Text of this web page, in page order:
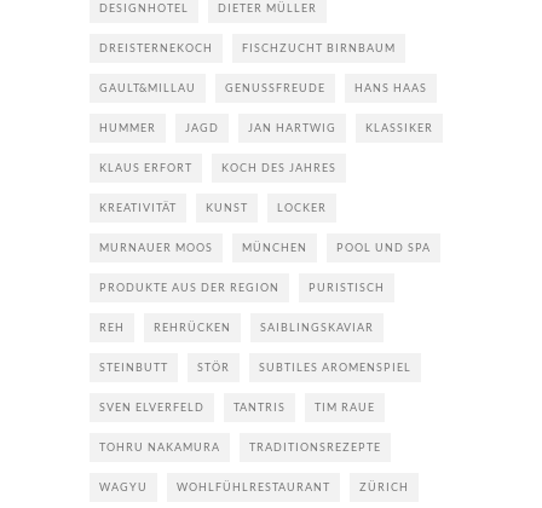
DESIGNHOTEL DIETER MÜLLER
DREISTERNEKOCH FISCHZUCHT BIRNBAUM
GAULT&MILLAU GENUSSFREUDE HANS HAAS
HUMMER JAGD JAN HARTWIG KLASSIKER
KLAUS ERFORT KOCH DES JAHRES
KREATIVITÄT KUNST LOCKER
MURNAUER MOOS MÜNCHEN POOL UND SPA
PRODUKTE AUS DER REGION PURISTISCH
REH REHRÜCKEN SAIBLINGSKAVIAR
STEINBUTT STÖR SUBTILES AROMENSPIEL
SVEN ELVERFELD TANTRIS TIM RAUE
TOHRU NAKAMURA TRADITIONSREZEPTE
WAGYU WOHLFÜHLRESTAURANT ZÜRICH